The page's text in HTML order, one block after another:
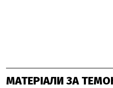
МАТЕРІАЛИ ЗА